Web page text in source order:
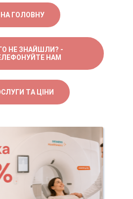
НА ГОЛОВНУ
НЕ ЗНАЙШЛИ? -
НАМ
ТА ЦІНИ